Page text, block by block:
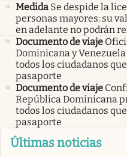
Medida Se despide la
personas mayores: su
en adelante no podrán
Documento de viaje
Dominicana y
todos los ciudadanos
pasaporte
Documento de viaje
República Dominicana
todos los ciudadanos
pasaporte
Últimas noticias